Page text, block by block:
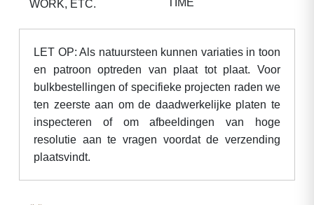
WORK, ETC.
TIME
LET OP: Als natuursteen kunnen variaties in toon
en patroon optreden van plaat tot plaat. Voor
bulkbestellingen of specifieke projecten raden we
ten zeerste aan om de daadwerkelijke platen te
inspecteren of om afbeeldingen van hoge
resolutie aan te vragen voordat de verzending
plaatsvindt.